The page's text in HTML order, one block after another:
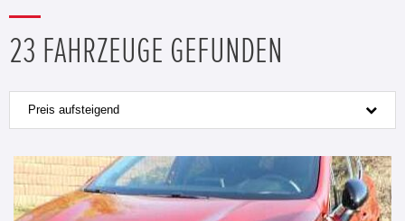
23 FAHRZEUGE GEFUNDEN
Preis aufsteigend